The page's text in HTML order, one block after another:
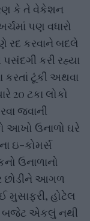
કે તે વેકેશન
પણ વધારો
રદ કરવાને બદલે
કરી રહ્યા
ટૂંકી અથવા
20 ટકા લોકો
જવાની
આખો ઉનાળો ઘરે
ઇ-કોમર્સ
ઉનાળાનો
છોડીને આગળ
મુસાફરી, હોટેલ
બજેટ એકલું નથી